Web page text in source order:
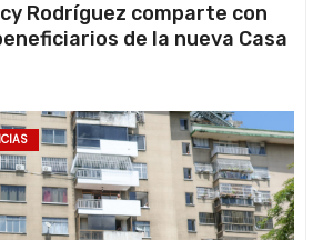
Rodríguez comparte con
de la nueva Casa
Primavera” en Caracas